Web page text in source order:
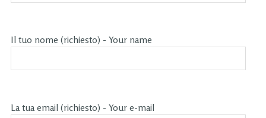
Il tuo nome (richiesto) - Your name
La tua email (richiesto) - Your e-mail